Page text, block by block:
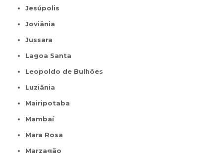
Jesúpolis
Joviânia
Jussara
Lagoa Santa
Leopoldo de Bulhões
Luziânia
Mairipotaba
Mambaí
Mara Rosa
Marzagão